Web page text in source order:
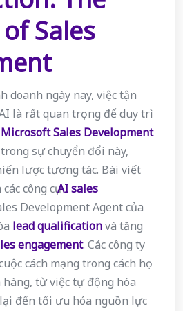
Sales
doanh ngày nay, việc tận
AI là rất quan trọng để duy trì
Microsoft Sales Development
sự chuyển đổi này,
lược tương tác. Bài viết
công cụAI sales
Development Agent của
lead qualificationvà tăng
engagement. Các công ty
cách mạng trong cách họ
từ việc tự động hóa
lại đến tối ưu hóa nguồn lực